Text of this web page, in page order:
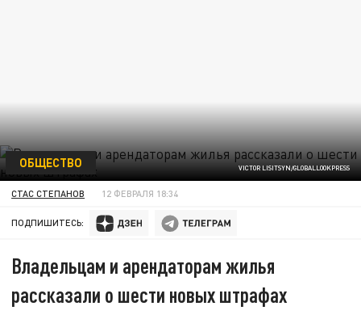
VICTOR LISITSYN/GLOBALLOOKPRESS
ОБЩЕСТВО
СТАС СТЕПАНОВ 12 ФЕВРАЛЯ 18:34
ПОДПИШИТЕСЬ:
Владельцам и арендаторам жилья
рассказали о шести новых штрафах